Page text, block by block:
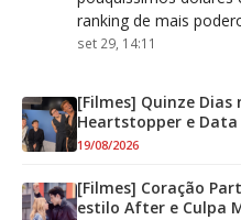
ranking de mais
set 29, 14:11
[Filmes] Quinze
Heartstopper e Data
19/08/2026
[Filmes] Coração
estilo After e Culpa